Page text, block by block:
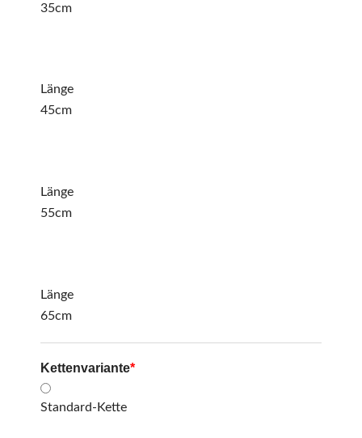
35cm
Länge
45cm
Länge
55cm
Länge
65cm
*
Kettenvariante
Standard-Kette